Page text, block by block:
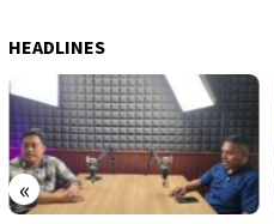
HEADLINES
«